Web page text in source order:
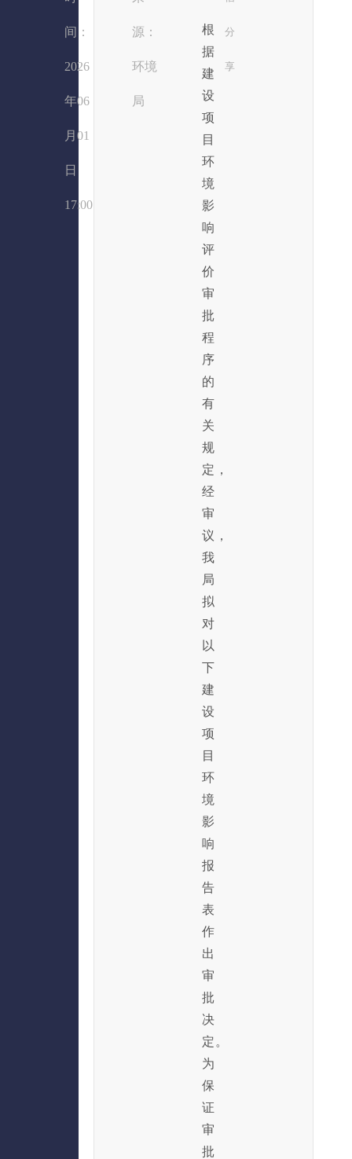
间：
2026
年06
月01
日
17:00
源：
环境
局
分
享
根
据
建
设
项
目
环
境
影
响
评
价
审
批
程
序
的
有
关
规
定，
经
审
议，
我
局
拟
对
以
下
建
设
项
目
环
境
影
响
报
告
表
作
出
审
批
决
定。
为
保
证
审
批